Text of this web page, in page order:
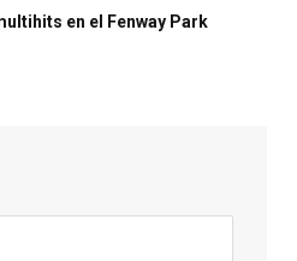
en el Fenway Park